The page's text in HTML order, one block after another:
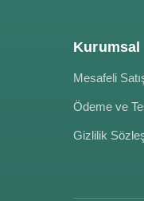
Kurumsal
Mesafeli
Ödeme ve
Gizlilik